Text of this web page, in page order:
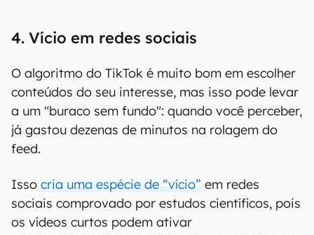
4. Vício em redes sociais
O algoritmo do TikTok é muito bom em escolher
conteúdos do seu interesse, mas isso pode levar
a um "buraco sem fundo": quando você perceber,
já gastou dezenas de minutos na rolagem do
feed.
Isso cria uma espécie de “vício” em redes
sociais comprovado por estudos científicos, pois
os vídeos curtos podem ativar